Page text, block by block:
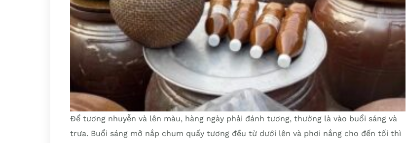
Để tương nhuyễn và lên màu, hàng ngày phải đánh tương, thường là vào buổi sáng và
trưa. Buổi sáng mở nắp chum quấy tương đều từ dưới lên và phơi nắng cho đến tối thì